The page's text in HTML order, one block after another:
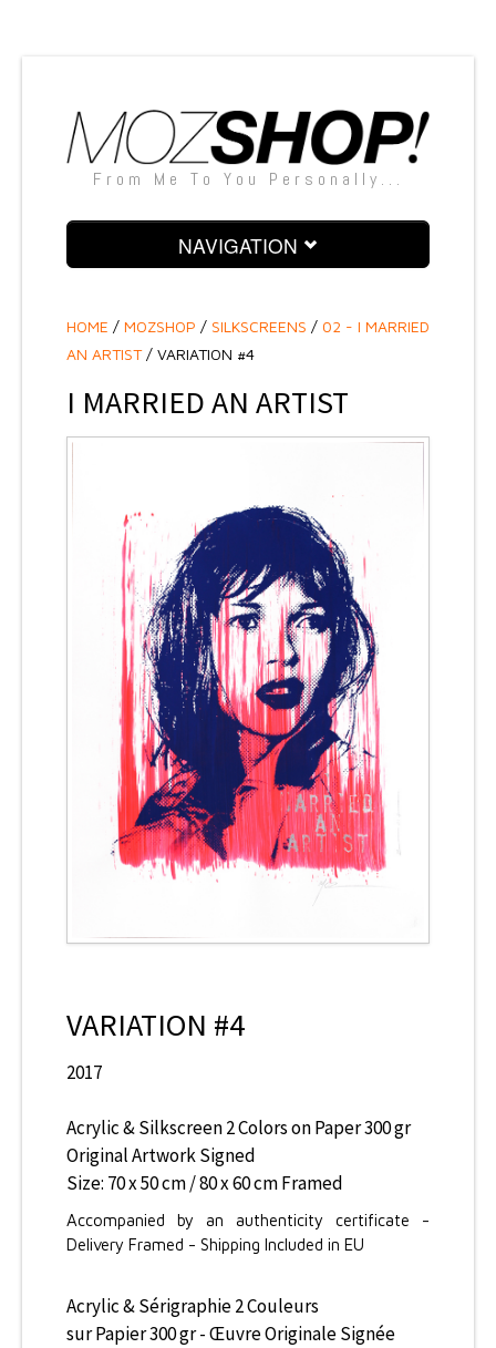
From Me To You Personally...
NAVIGATION
SCULPTURES
CONTACT
HOME / MOZSHOP / SILKSCREENS / 02 - I MARRIED
AN ARTIST/ VARIATION #4
I MARRIED AN ARTIST
VARIATION #4
2017
Acrylic & Silkscreen 2 Colors on Paper 300 gr
Original Artwork Signed
Size: 70 x 50 cm / 80 x 60 cm Framed
Accompanied by an authenticity certificate -
Delivery Framed - Shipping Included in EU
Acrylic & Sérigraphie 2 Couleurs
sur Papier 300 gr - Œuvre Originale Signée